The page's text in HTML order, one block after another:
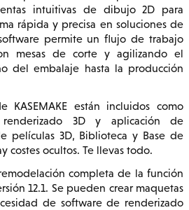
intuitivas de dibujo 2D para
rápida y precisa en soluciones de
permite un flujo de trabajo
mesas de corte y agilizando el
del embalaje hasta la producción
KASEMAKE están incluidos como
3D y aplicación de
películas 3D, Biblioteca y Base de
costes ocultos. Te llevas todo.
completa de la función
12.1. Se pueden crear maquetas
de software de renderizado